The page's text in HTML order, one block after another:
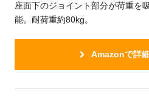
座面下のジョイント部分が荷重を
能。耐荷重約80kg。
Amazonで詳